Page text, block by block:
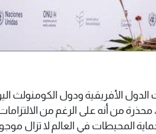
م (وال) ــــ دعت الدول الأفريقية ودول
محذرة من أنه على الرغم من
حماية المحيطات في العالم لا تزال